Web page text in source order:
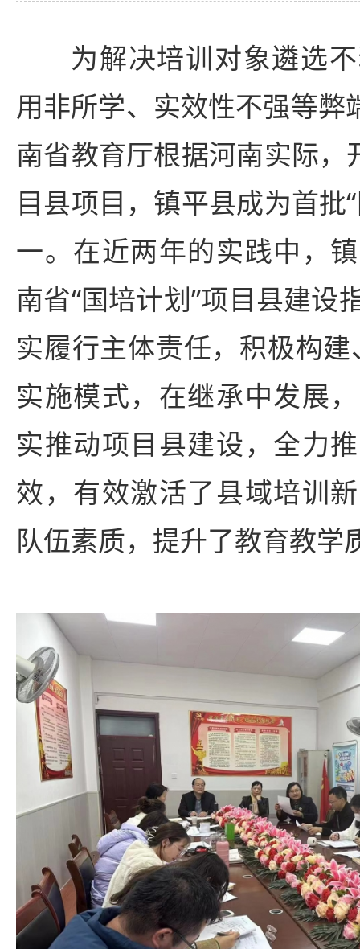
为解决培训对象遴选
用非所学、实效性不强等弊
南省教育厅根据河南实际，
目县项目，镇平县成为首批
一。在近两年的实践中，
南省“国培计划”项目县建设
实履行主体责任，积极构建
实施模式，在继承中发展
实推动项目县建设，全力
效，有效激活了县域培训
队伍素质，提升了教育教学